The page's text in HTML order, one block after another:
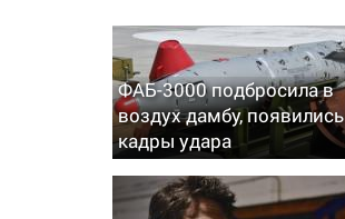
ФАБ-3000 подбросила в
воздух дамбу, появились
кадры удара